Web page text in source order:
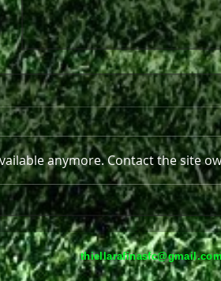
Στο πλευρό της Θύελλας και
τη νέα σεζόν ο Ανδρέας
Πισκοπάκης
anymore. Contact the site